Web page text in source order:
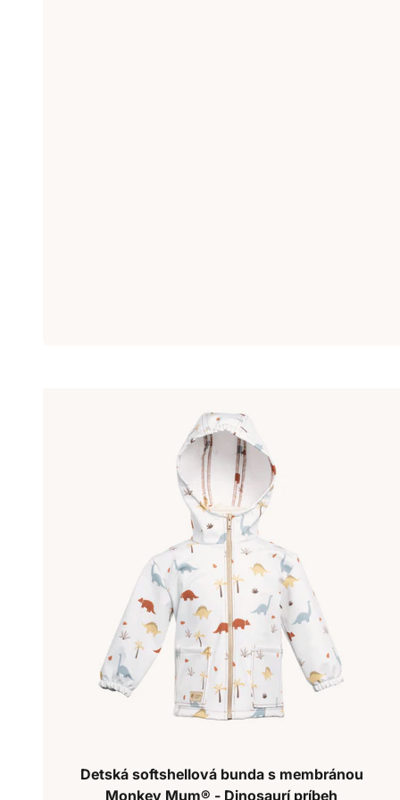
Detská softshellová bunda s membránou
Monkey Mum® - Dinosaurí príbeh